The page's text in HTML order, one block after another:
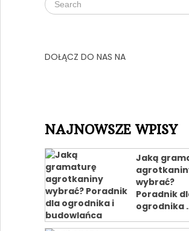
DOŁĄCZ DO NAS NA
NAJNOWSZE WPISY
Jaką
wybrać?
Poradnik
ogrodnika